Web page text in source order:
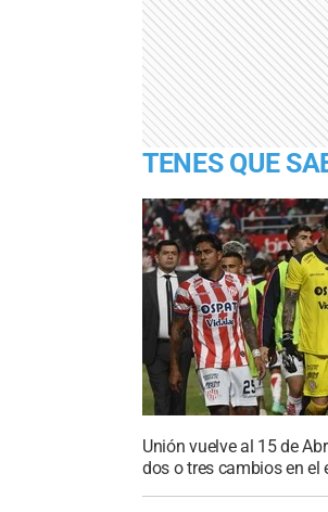
TENES QUE
Unión vuelve al 15 de
dos o tres cambios en el